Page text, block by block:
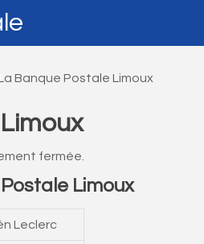
Banque Postale Limoux
fermée.
Limoux
Leclerc